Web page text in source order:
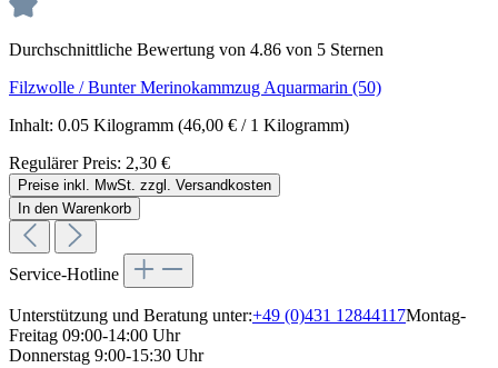
Durchschnittliche Bewertung von 4.86 von 5 Sternen
Filzwolle / Bunter Merinokammzug Aquarmarin (50)
Inhalt: 0.05 Kilogramm (46,00 € / 1 Kilogramm)
Regulärer Preis: 2,30 €
Preise inkl. MwSt. zzgl. Versandkosten
In den Warenkorb
Service-Hotline
Unterstützung und Beratung unter:+49 (0)431 12844117Montag-
Freitag 09:00-14:00 Uhr
Donnerstag 9:00-15:30 Uhr